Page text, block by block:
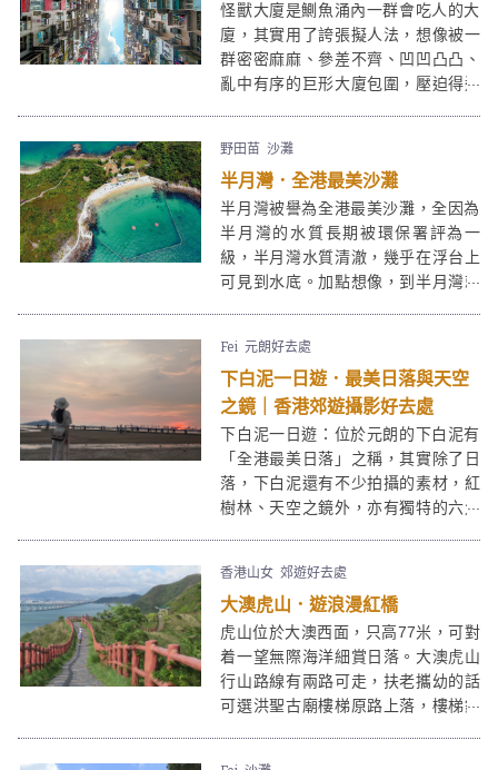
怪獸大廈是鰂魚涌內一群會吃人的大
廈，其實用了誇張擬人法，想像被一
群密密麻麻、參差不齊、凹凹凸凸、
亂中有序的巨形大廈包圍，壓迫得透
獸大廈Monster Buildings早已聞名國
際，很多遊客前來一暏這個香港獨有
的鬧市奇景，當然也是攝影好去處。
野田苗 沙灘
半月灣．全港最美沙灘
半月灣被譽為全港最美沙灘，全因為
半月灣的水質長期被環保署評為一
級，半月灣水質清澈，幾乎在浮台上
可見到水底。加點想像，到半月灣就
Fei 元朗好去處
下白泥一日遊．最美日落與天空
之鏡｜香港郊遊攝影好去處
下白泥一日遊：位於元朗的下白泥有
「全港最美日落」之稱，其實除了日
落，下白泥還有不少拍攝的素材，紅
樹林、天空之鏡外，亦有獨特的六角
拍日落的熱選景點。而在下白泥旁邊
的鴨仔坑士多，裝修也是心思十足，
在這裏渡過一個黃昏絕對是「目不瑕
給」！
香港山女 郊遊好去處
大澳虎山．遊浪漫紅橋
虎山位於大澳西面，只高77米，可對
着一望無際海洋細賞日落。大澳虎山
行山路線有兩路可走，扶老攜幼的話
可選洪聖古廟樓梯原路上落，樓梯鋪